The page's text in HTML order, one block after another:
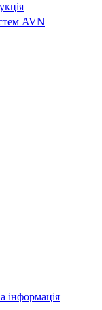
AVN
інформація